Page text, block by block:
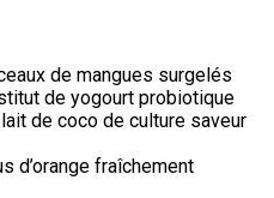
de mangues surgelés
de yogourt probiotique
de coco de culture saveur
d’orange fraîchement